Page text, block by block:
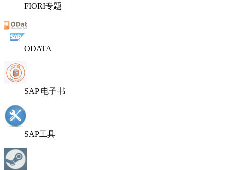
FIORI专题
ODATA
SAP 电子书
SAP工具